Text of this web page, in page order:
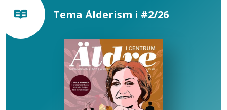
Tema Ålderism i #2/26